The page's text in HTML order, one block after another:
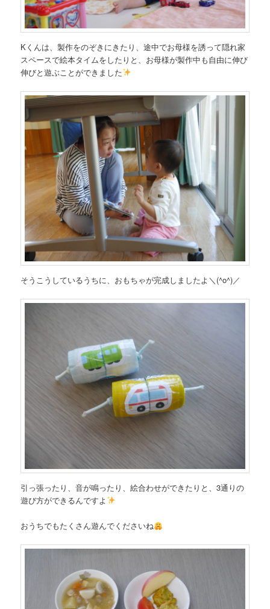
Kくんは、製作をのぞきにきたり、途中でお母様を誘って隠れ家
スペースで絵本タイムをしたりと、お母様が製作中も自由に伸び
伸びと遊ぶことができました
そうこうしているうちに、おもちゃが完成しましたよ＼(^o^)／
引っ張ったり、音が鳴ったり、絵合わせができたりと、3通りの
遊び方ができるんですよ
おうちでもたくさん遊んでくださいね